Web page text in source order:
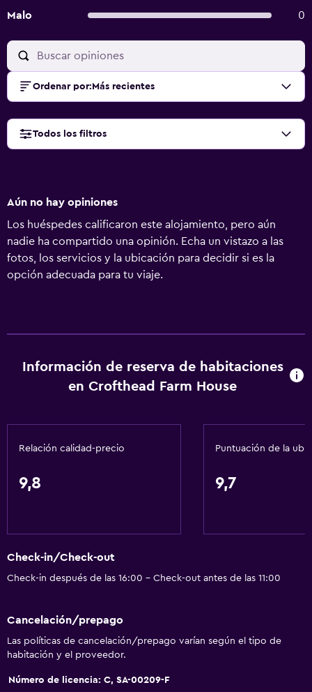
Malo
0
Ordenar por: Más recientes
Todos los filtros
Aún no hay opiniones
Los huéspedes calificaron este alojamiento, pero aún
nadie ha compartido una opinión. Echa un vistazo a las
fotos, los servicios y la ubicación para decidir si es la
opción adecuada para tu viaje.
Información de reserva de habitaciones
en Crofthead Farm House
Relación calidad-precio
9,8
Puntuación de la
9,7
Check-in/Check-out
Check-in después de las 16:00 - Check-out antes de las 11:00
Cancelación/prepago
Las políticas de cancelación/prepago varían según el tipo de
habitación y el proveedor.
Número de licencia: C, SA-00209-F